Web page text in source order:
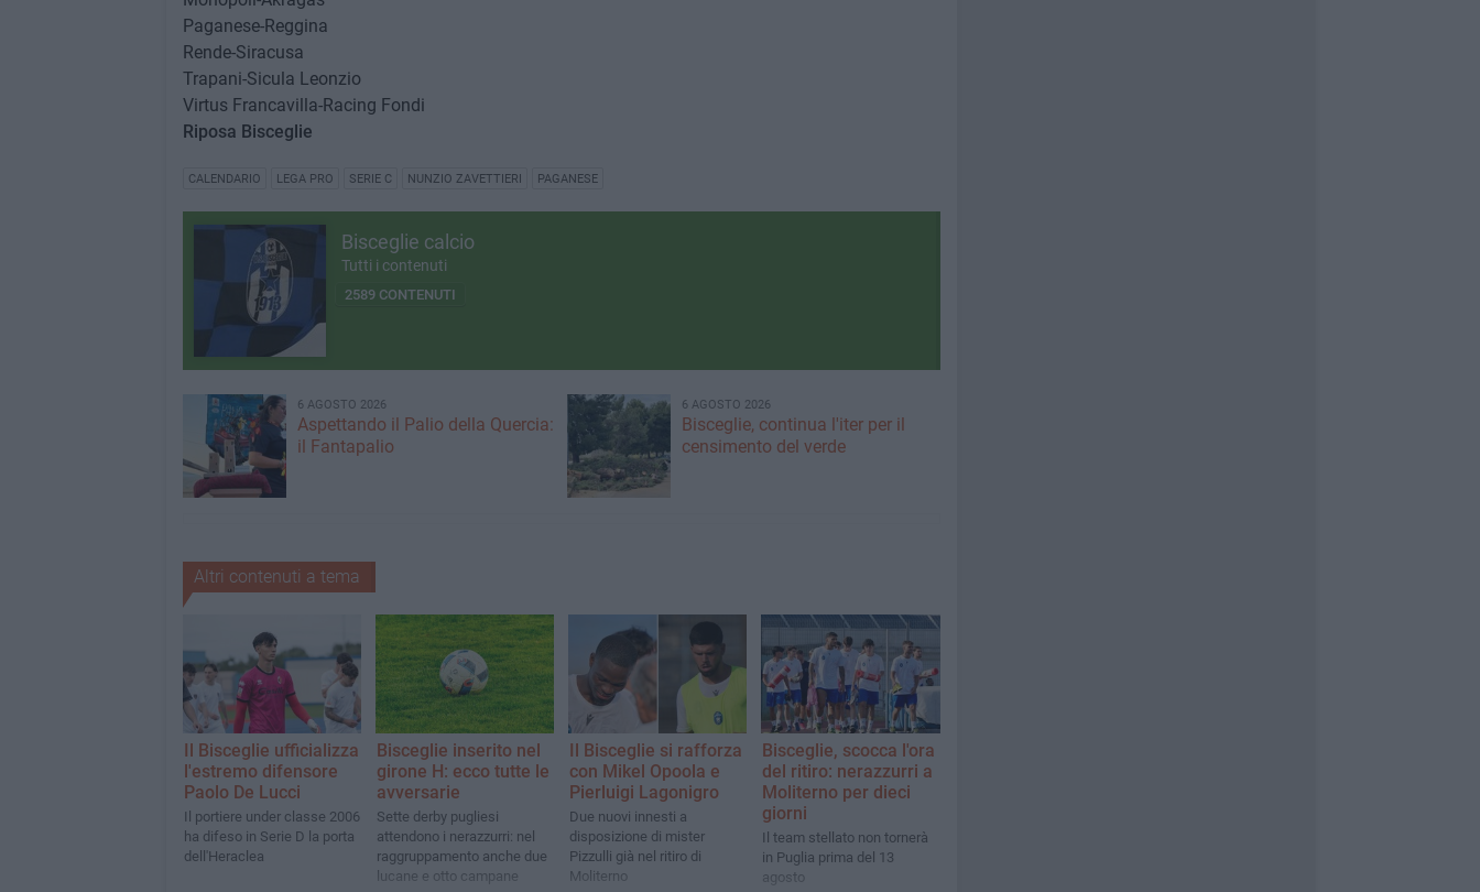
Paganese-Reggina
Rende-Siracusa
Trapani-Sicula Leonzio
Virtus Francavilla-Racing Fondi
Riposa Bisceglie
CALENDARIO LEGA PRO SERIE C NUNZIO ZAVETTIERI PAGANESE
Bisceglie calcio
Tutti i contenuti
2589 CONTENUTI
6 AGOSTO 2026
Aspettando il Palio della Quercia:
il Fantapalio
6 AGOSTO 2026
Bisceglie, continua l'iter per il
censimento del verde
Altri contenuti a tema
Il Bisceglie ufficializza
l'estremo difensore
Paolo De Lucci
Il portiere under classe 2006
ha difeso in Serie D la porta
dell'Heraclea
Bisceglie inserito nel
girone H: ecco tutte le
avversarie
Sette derby pugliesi
attendono i nerazzurri: nel
raggruppamento anche due
lucane e otto campane
Il Bisceglie si rafforza
con Mikel Opoola e
Pierluigi Lagonigro
Due nuovi innesti a
disposizione di mister
Pizzulli già nel ritiro di
Moliterno
Bisceglie, scocca l'ora
del ritiro: nerazzurri a
Moliterno per dieci
giorni
Il team stellato non tornerà
in Puglia prima del 13
agosto